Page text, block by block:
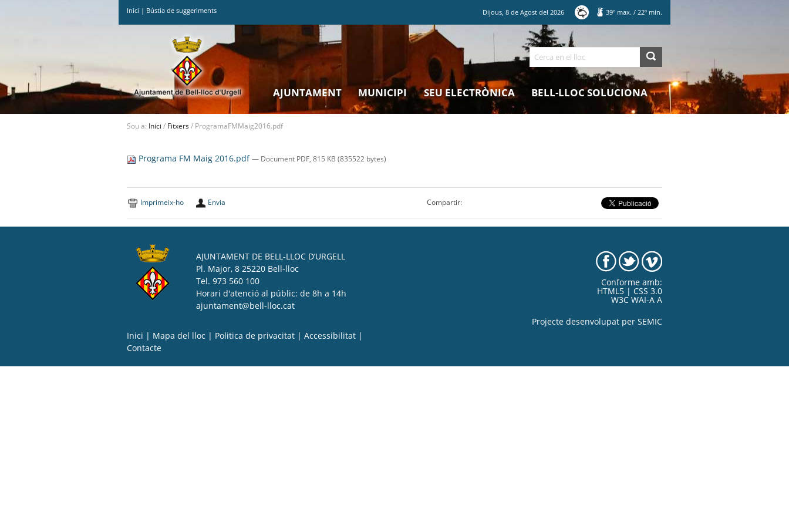
Inici | Bústia de suggeriments Dijous,8 deAgost del2026 39º max. / 22º min.
Cerca
AJUNTAMENT MUNICIPI SEU ELECTRÒNICA BELL-LLOC SOLUCIONA
Sou a: Inici / Fitxers/ ProgramaFMMaig2016.pdf
Programa FM Maig 2016.pdf— Document PDF, 815 KB (835522 bytes)
Imprimeix-ho Envia Compartir:
AJUNTAMENT DE BELL-LLOC D’URGELL
Pl. Major, 8 25220 Bell-lloc
Tel. 973 560 100
Horari d'atenció al públic: de 8h a 14h
ajuntament@bell-lloc.cat
Inici | Mapa del lloc | Politica de privacitat | Accessibilitat |
Contacte
Conforme amb:
HTML5 | CSS 3.0
W3C WAI-A A
Projecte desenvolupat per SEMIC